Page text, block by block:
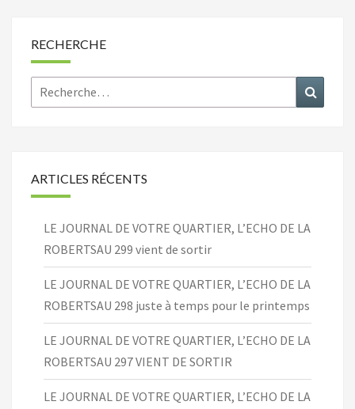
RECHERCHE
Rechercher :
ARTICLES RÉCENTS
LE JOURNAL DE VOTRE QUARTIER, L’ECHO DE LA
ROBERTSAU 299 vient de sortir
LE JOURNAL DE VOTRE QUARTIER, L’ECHO DE LA
ROBERTSAU 298 juste à temps pour le printemps
LE JOURNAL DE VOTRE QUARTIER, L’ECHO DE LA
ROBERTSAU 297 VIENT DE SORTIR
LE JOURNAL DE VOTRE QUARTIER, L’ECHO DE LA